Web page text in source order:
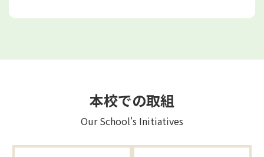
本校での取組
Our School's Initiatives